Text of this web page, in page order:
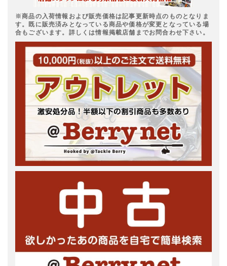
※商品の入荷情報および販売価格は記事更新時点のものとなりま
す。既に販売済みとなっている商品や価格が変更となっている場
合もございます。詳しくは情報掲載店舗までお問合わせ下さい。